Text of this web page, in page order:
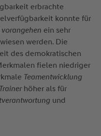
erbrachte
konnte für
ein sehr
werden. Die
des demokratischen
fielen niedriger
Teamentwicklung
höher als für
und